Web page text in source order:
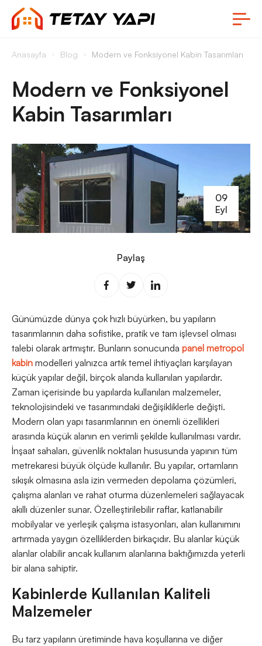
Anasayfa Blog Modern ve Fonksiyonel Kabin Tasarımları
Modern ve Fonksiyonel
Kabin Tasarımları
09
Eyl
Paylaş
Günümüzde dünya çok hızlı büyürken, bu yapıların
tasarımlarının daha sofistike, pratik ve tam işlevsel olması
talebi olarak artmıştır. Bunların sonucunda panel metropol
kabin modelleri yalnızca artık temel ihtiyaçları karşılayan
küçük yapılar değil, birçok alanda kullanılan yapılardır.
Zaman içerisinde bu yapılarda kullanılan malzemeler,
teknolojisindeki ve tasarımındaki değişikliklerle değişti.
Modern olan yapı tasarımlarının en önemli özellikleri
arasında küçük alanın en verimli şekilde kullanılması vardır.
İnşaat sahaları, güvenlik noktaları hususunda yapının tüm
metrekaresi büyük ölçüde kullanılır. Bu yapılar, ortamların
sıkışık olmasına asla izin vermeden depolama çözümleri,
çalışma alanları ve rahat oturma düzenlemeleri sağlayacak
akıllı düzenler sunar. Özelleştirilebilir raflar, katlanabilir
mobilyalar ve yerleşik çalışma istasyonları, alan kullanımını
artırmada yaygın özelliklerden birkaçıdır. Bu alanlar küçük
alanlar olabilir ancak kullanım alanlarına baktığımızda yeterli
bir alana sahiptir.
Kabinlerde Kullanılan Kaliteli
Malzemeler
Bu tarz yapıların üretiminde hava koşullarına ve diğer